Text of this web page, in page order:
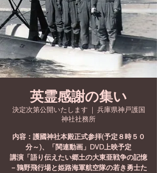
英霊感謝の集い
決定次第公開いたします
  |
兵庫県神戸護国
神社社務所
内容：護國神社本殿正式参拝(予定８時５０
分～)、「関連動画」DVD上映予定
講演「語り伝えたい郷土の大東亜戦争の記憶
－鶉野飛行場と姫路海軍航空隊の若き勇士た